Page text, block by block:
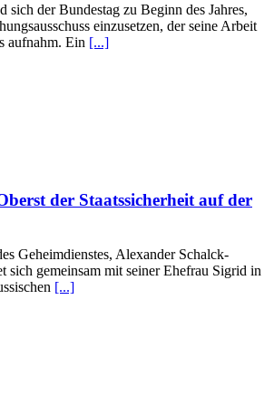
sich der Bundestag zu Beginn des Jahres,
einzusetzen, der seine Arbeit
aufnahm. Ein [...]
der Staatssicherheit auf der
Geheimdienstes, Alexander Schalck-
sich gemeinsam mit seiner Ehefrau Sigrid in
[...]